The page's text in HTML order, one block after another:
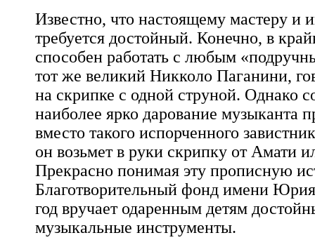
Известно, что настоящему мастеру и
требуется достойный. Конечно, в
способен работать с любым
тот же великий Никколо Паганини,
на скрипке с одной струной. Однако
наиболее ярко дарование музыканта
вместо такого испорченного
он возьмет в руки скрипку от Амати
Прекрасно понимая эту прописную
Благотворительный фонд имени
год вручает одаренным детям
музыкальные инструменты.